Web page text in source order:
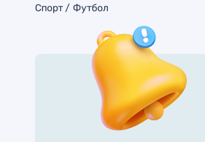
Спорт Футбол